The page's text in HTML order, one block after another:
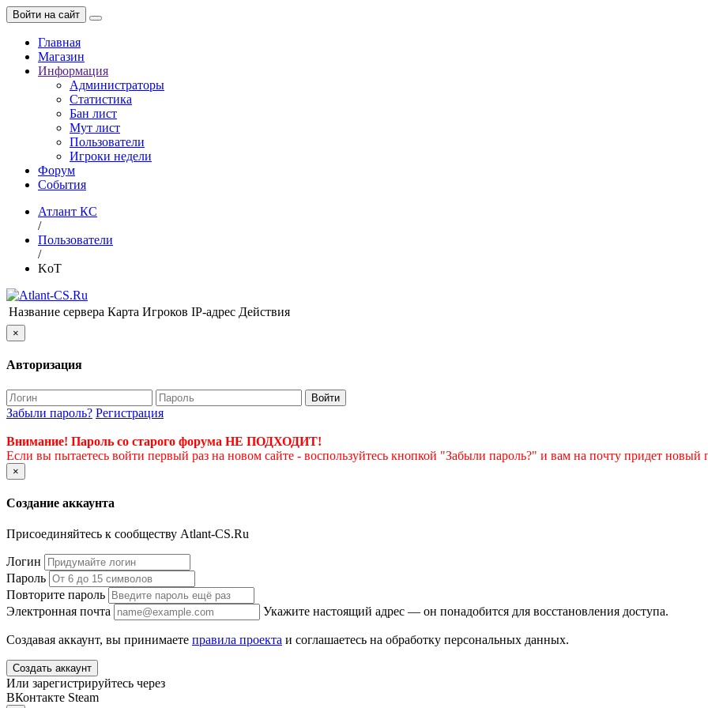
Войти на сайт
Главная
Магазин
Информация
Администраторы
Статистика
Бан лист
Мут лист
Пользователи
Игроки недели
Форум
События
Атлант КС
/
Пользователи
/
KoT
Название сервера Карта Игроков IP-адрес Действия
×
Авторизация
Войти
Забыли пароль? Регистрация
Внимание! Пароль со старого форума НЕ ПОДХОДИТ!
Если вы пытаетесь войти первый раз на новом сайте - воспользуйтесь кнопкой "Забыли пароль?" и вам на почту придет новый
×
Создание аккаунта
Присоединяйтесь к сообществу Atlant-CS.Ru
Логин
Пароль
Повторите пароль
Электронная почта
Укажите настоящий адрес — он понадобится для восстановления доступа.
Создавая аккаунт, вы принимаете правила проекта и соглашаетесь на обработку персональных данных.
Создать аккаунт
Или зарегистрируйтесь через
ВКонтакте Steam